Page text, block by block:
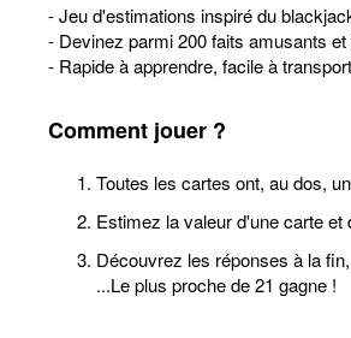
- Jeu d'estimations inspiré du
- Devinez parmi 200 faits amusants
- Rapide à apprendre, facile à
Comment jouer ?
Toutes les cartes ont, au dos,
Estimez la valeur d'une carte
Découvrez les réponses à la
...Le plus proche de 21 gagne !